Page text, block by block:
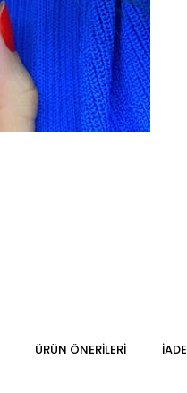
ÜRÜN ÖNERILERI